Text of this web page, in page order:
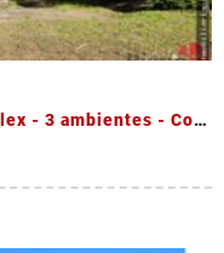
Departamento en Venta - Zona Duplex - 3 ambientes - Cochera